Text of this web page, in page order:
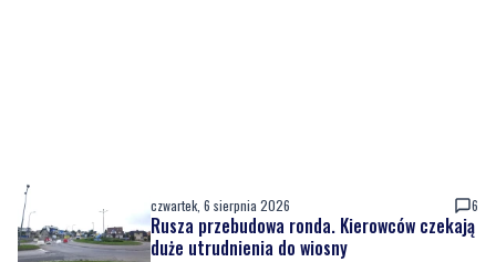
czwartek, 6 sierpnia 2026 6
Rusza przebudowa ronda. Kierowców czekają
duże utrudnienia do wiosny